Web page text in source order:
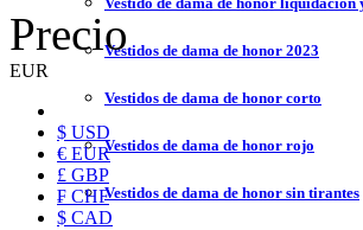
Vestidos de dama de honor 2023
Vestidos de dama de honor corto
Vestidos de dama de honor rojo
Vestidos de dama de honor sin tirantes
Precio
EUR
$ USD
€ EUR
£ GBP
₣ CHF
$ CAD